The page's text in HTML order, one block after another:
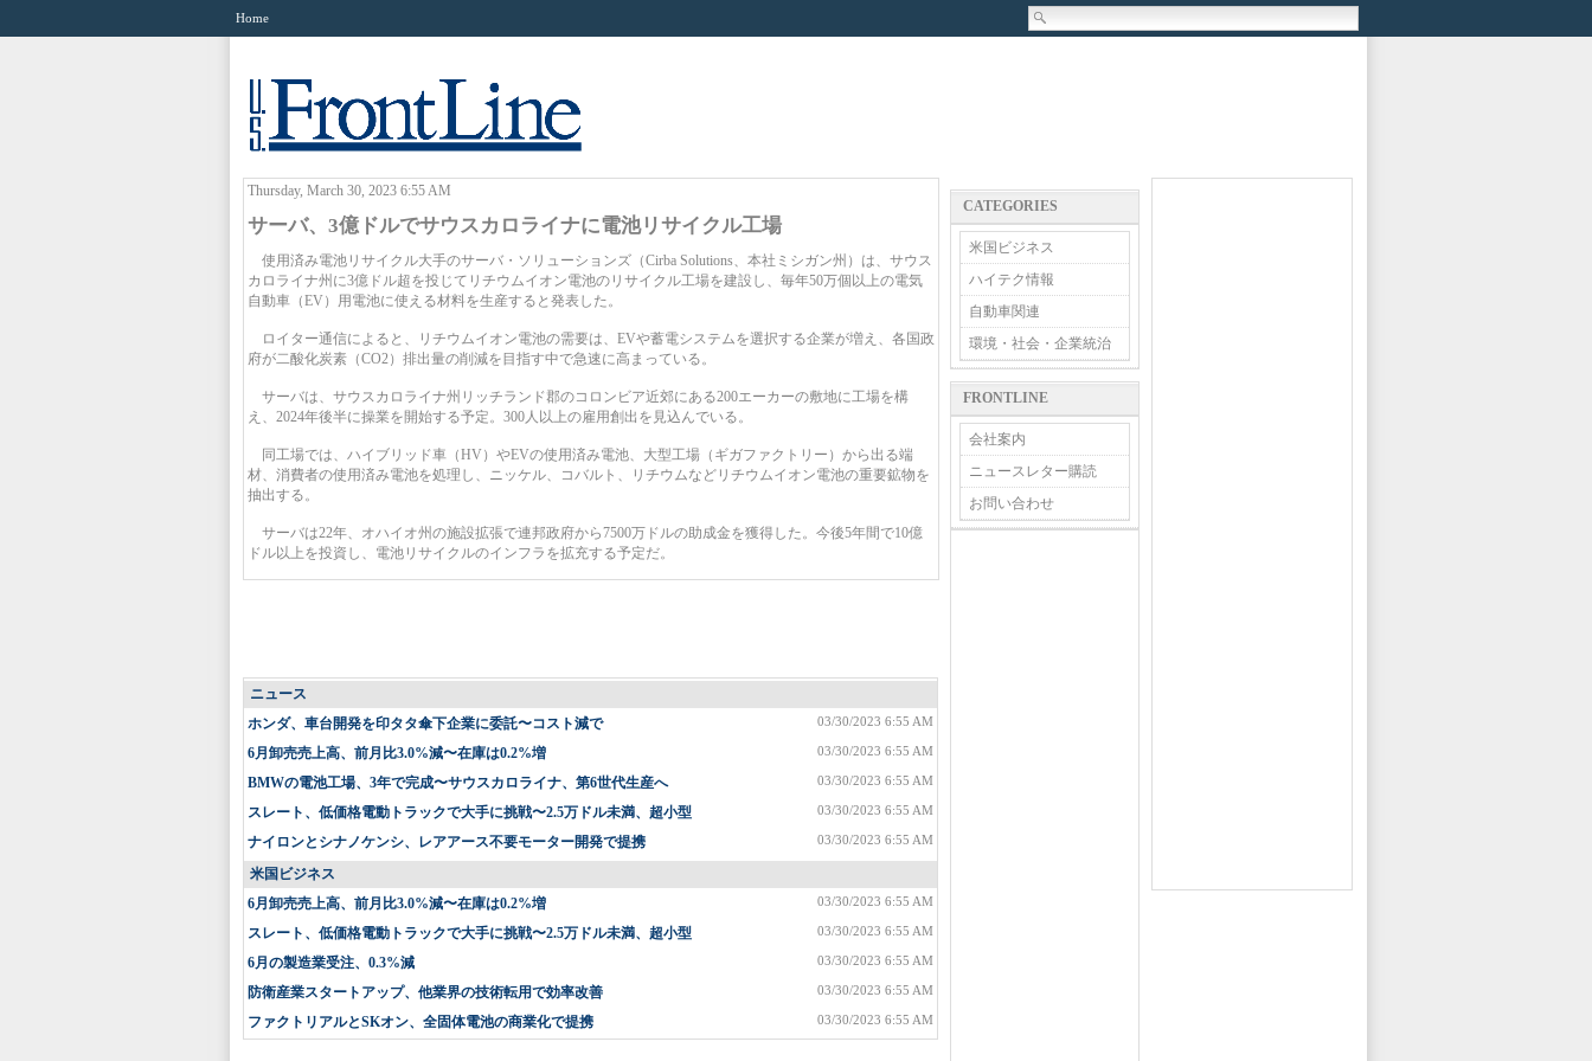
Home
Thursday, March 30, 2023 6:55 AM
サーバ、3億ドルでサウスカロライナに電池リサイクル工場
使用済み電池リサイクル大手のサーバ・ソリューションズ（Cirba Solutions、本社ミシガン州）は、サウス
カロライナ州に3億ドル超を投じてリチウムイオン電池のリサイクル工場を建設し、毎年50万個以上の電気
自動車（EV）用電池に使える材料を生産すると発表した。
ロイター通信によると、リチウムイオン電池の需要は、EVや蓄電システムを選択する企業が増え、各国政
府が二酸化炭素（CO2）排出量の削減を目指す中で急速に高まっている。
サーバは、サウスカロライナ州リッチランド郡のコロンビア近郊にある200エーカーの敷地に工場を構
え、2024年後半に操業を開始する予定。300人以上の雇用創出を見込んでいる。
同工場では、ハイブリッド車（HV）やEVの使用済み電池、大型工場（ギガファクトリー）から出る端
材、消費者の使用済み電池を処理し、ニッケル、コバルト、リチウムなどリチウムイオン電池の重要鉱物を
抽出する。
サーバは22年、オハイオ州の施設拡張で連邦政府から7500万ドルの助成金を獲得した。今後5年間で10億
ドル以上を投資し、電池リサイクルのインフラを拡充する予定だ。
ニュース
03/30/2023 6:55 AM
ホンダ、車台開発を印タタ傘下企業に委託〜コスト減で
03/30/2023 6:55 AM
6月卸売売上高、前月比3.0%減〜在庫は0.2%増
03/30/2023 6:55 AM
BMWの電池工場、3年で完成〜サウスカロライナ、第6世代生産へ
03/30/2023 6:55 AM
スレート、低価格電動トラックで大手に挑戦〜2.5万ドル未満、超小型
03/30/2023 6:55 AM
ナイロンとシナノケンシ、レアアース不要モーター開発で提携
米国ビジネス
03/30/2023 6:55 AM
6月卸売売上高、前月比3.0%減〜在庫は0.2%増
03/30/2023 6:55 AM
スレート、低価格電動トラックで大手に挑戦〜2.5万ドル未満、超小型
03/30/2023 6:55 AM
6月の製造業受注、0.3%減
03/30/2023 6:55 AM
防衛産業スタートアップ、他業界の技術転用で効率改善
03/30/2023 6:55 AM
ファクトリアルとSKオン、全固体電池の商業化で提携
CATEGORIES
米国ビジネス
ハイテク情報
自動車関連
環境・社会・企業統治
FRONTLINE
会社案内
ニュースレター購読
お問い合わせ